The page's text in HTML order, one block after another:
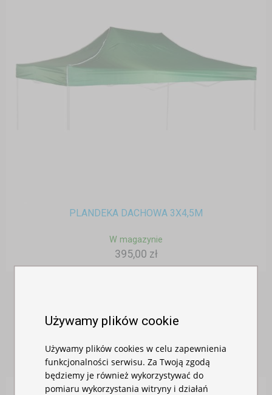
PLANDEKA DACHOWA 3X4,5M
W magazynie
395,00 zł
Używamy plików cookie
Używamy plików cookies w celu zapewnienia
funkcjonalności serwisu. Za Twoją zgodą
będziemy je również wykorzystywać do
pomiaru wykorzystania witryny i działań